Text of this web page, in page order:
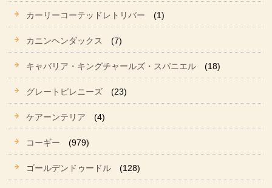
カーリーコーテッドレトリバー (1)
カニンヘンダックス (7)
キャバリア・キングチャールズ・スパニエル (18)
グレートピレニーズ (23)
ケアーンテリア (4)
コーギー (979)
ゴールデンドゥードル (128)